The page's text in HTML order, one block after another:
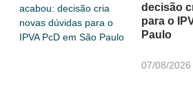
decisão
para o
Paulo
07/08/2026